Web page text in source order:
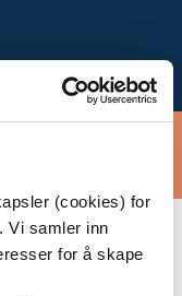
(cookies) for
Vi samler inn
for å skape